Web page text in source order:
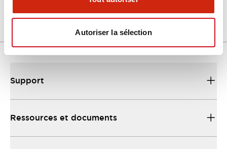
Autoriser la sélection
Support
Ressources et documents